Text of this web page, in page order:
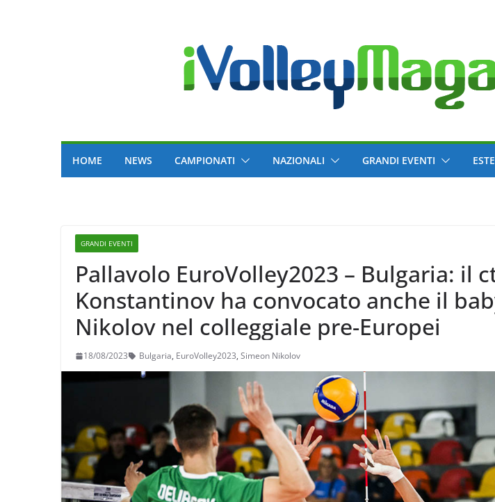
HOME NEWS CAMPIONATI NAZIONALI GRANDI EVENTI
GRANDI EVENTI
Pallavolo EuroVolley2023 – Bulgaria: il
Konstantinov ha convocato anche il
Nikolov nel colleggiale pre-Europei
18/08/2023 Bulgaria, EuroVolley2023, Simeon Nikolov